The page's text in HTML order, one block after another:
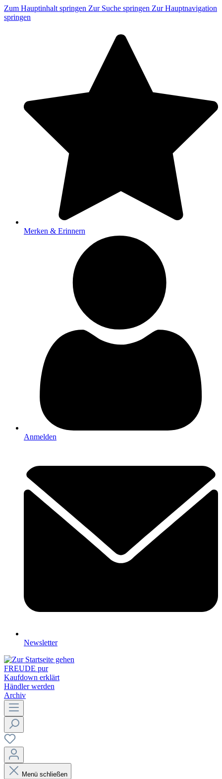
Zum Hauptinhalt springen Zur Suche springen Zur Hauptnavigation
springen
Merken & Erinnern
Anmelden
Newsletter
FREUDE pur
Kaufdown erklärt
Händler werden
Archiv
Menü schließen